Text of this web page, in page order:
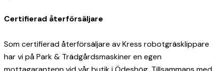
Certifierad återförsäljare
Som certifierad återförsäljare av Kress robotgräsklippare
har vi på Park & Trädgårdsmaskiner en egen